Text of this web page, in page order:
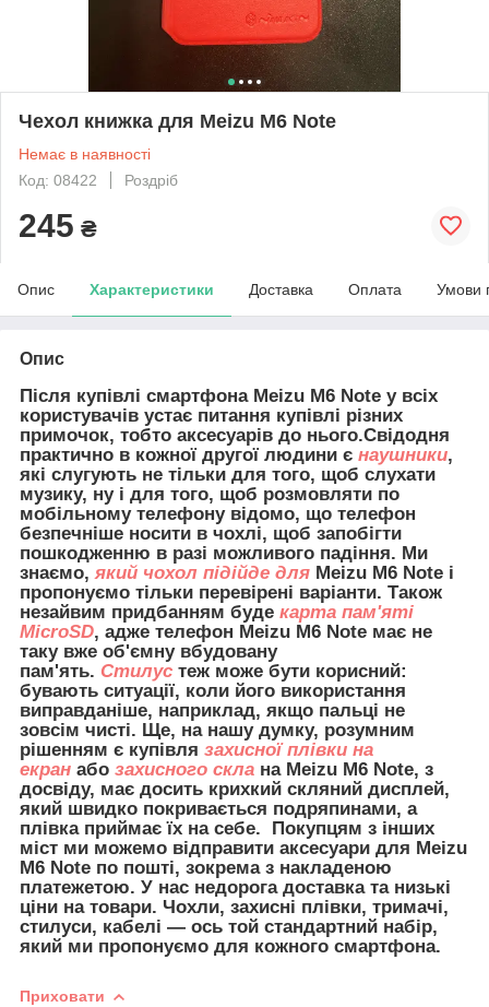
Чехол книжка для Meizu M6 Note
Немає в наявності
Код: 08422
Роздріб
245 ₴
Опис Характеристики Доставка Оплата Умови
Опис
Після купівлі смартфона Meizu M6 Note у всіх
користувачів устає питання купівлі різних
примочок, тобто аксесуарів до нього.Свідодня
практично в кожної другої людини є наушники,
які слугують не тільки для того, щоб слухати
музику, ну і для того, щоб розмовляти по
мобільному телефону відомо, що телефон
безпечніше носити в чохлі, щоб запобігти
пошкодженню в разі можливого падіння. Ми
знаємо, який чохол підійде для Meizu M6 Note і
пропонуємо тільки перевірені варіанти. Також
незайвим придбанням буде карта пам'яті
MicroSD, адже телефон Meizu M6 Note має не
таку вже об'ємну вбудовану
пам'ять. Стилус теж може бути корисний:
бувають ситуації, коли його використання
виправданіше, наприклад, якщо пальці не
зовсім чисті. Ще, на нашу думку, розумним
рішенням є купівля захисної плівки на
екран або захисного скла на Meizu M6 Note, з
досвіду, має досить крихкий скляний дисплей,
який швидко покривається подряпинами, а
плівка приймає їх на себе. Покупцям з інших
міст ми можемо відправити аксесуари для Meizu
M6 Note по пошті, зокрема з накладеною
платежетою. У нас недорога доставка та низькі
ціни на товари. Чохли, захисні плівки, тримачі,
стилуси, кабелі — ось той стандартний набір,
який ми пропонуємо для кожного смартфона.
Приховати